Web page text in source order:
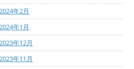
年2月
年1月
年12月
年11月